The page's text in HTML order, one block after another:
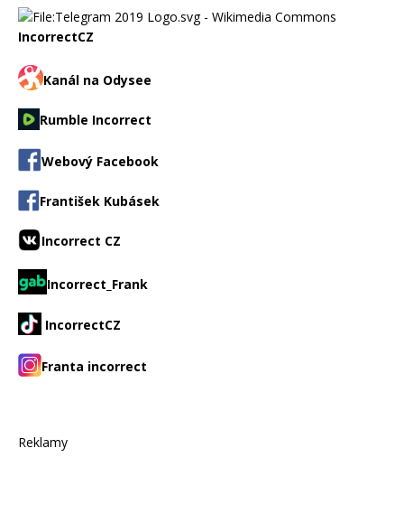
IncorrectCZ
Kanál na Odysee
Rumble Incorrect
Webový Facebook
František Kubásek
Incorrect CZ
Incorrect_Frank
IncorrectCZ
Franta incorrect
Reklamy